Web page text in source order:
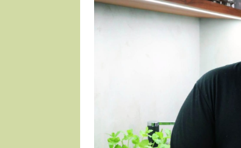
pánské holičství na
v první řadě je